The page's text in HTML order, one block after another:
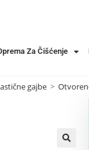
Za Čišćenje
gajbe >